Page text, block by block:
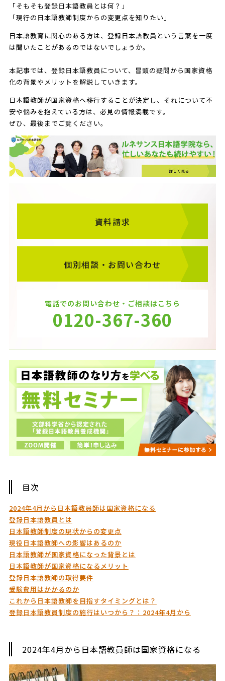
「そもそも登録日本語教員とは何？」
「現行の日本語教師制度からの変更点を知りたい」
日本語教育に関心のある方は、登録日本語教員という言葉を一度
は聞いたことがあるのではないでしょうか。
本記事では、登録日本語教員について、冒頭の疑問から国家資格
化の背景やメリットを解説していきます。
日本語教師が国家資格へ移行することが決定し、それについて不
安や悩みを抱えている方は、必見の情報満載です。
ぜひ、最後までご覧ください。
資料請求
個別相談・お問い合わせ
電話でのお問い合わせ・ご相談はこちら
0120-367-360
目次
2024年4月から日本語教員師は国家資格になる
登録日本語教員とは
日本語教師制度の現状からの変更点
現役日本語教師への影響はあるのか
日本語教師が国家資格になった背景とは
日本語教師が国家資格になるメリット
登録日本語教師の取得要件
受験費用はかかるのか
これから日本語教師を目指すタイミングとは？
登録日本語教員制度の施行はいつから？：2024年4月から
2024年4月から日本語教員師は国家資格になる